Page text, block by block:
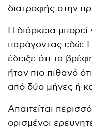
διατροφής στην
Η διάρκεια μπορεί
παράγοντας εδώ:
έδειξε ότι τα
ήταν πιο πιθανό
από δύο μήνες ή
Απαιτείται
ορισμένοι